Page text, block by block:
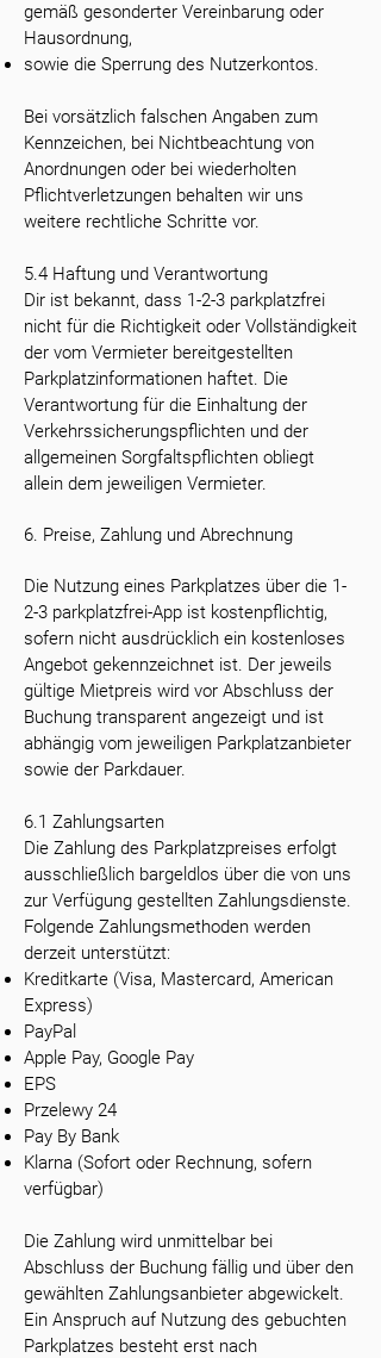
gemäß gesonderter Vereinbarung oder
Hausordnung,
sowie die Sperrung des Nutzerkontos.
Bei vorsätzlich falschen Angaben zum
Kennzeichen, bei Nichtbeachtung von
Anordnungen oder bei wiederholten
Pflichtverletzungen behalten wir uns
weitere rechtliche Schritte vor.
5.4 Haftung und Verantwortung
Dir ist bekannt, dass 1-2-3 parkplatzfrei
nicht für die Richtigkeit oder Vollständigkeit
der vom Vermieter bereitgestellten
Parkplatzinformationen haftet. Die
Verantwortung für die Einhaltung der
Verkehrssicherungspflichten und der
allgemeinen Sorgfaltspflichten obliegt
allein dem jeweiligen Vermieter.
6. Preise, Zahlung und Abrechnung
Die Nutzung eines Parkplatzes über die 1-
2-3 parkplatzfrei-App ist kostenpflichtig,
sofern nicht ausdrücklich ein kostenloses
Angebot gekennzeichnet ist. Der jeweils
gültige Mietpreis wird vor Abschluss der
Buchung transparent angezeigt und ist
abhängig vom jeweiligen Parkplatzanbieter
sowie der Parkdauer.
6.1 Zahlungsarten
Die Zahlung des Parkplatzpreises erfolgt
ausschließlich bargeldlos über die von uns
zur Verfügung gestellten Zahlungsdienste.
Folgende Zahlungsmethoden werden
derzeit unterstützt:
Kreditkarte (Visa, Mastercard, American
Express)
PayPal
Apple Pay, Google Pay
EPS
Przelewy 24
Pay By Bank
Klarna (Sofort oder Rechnung, sofern
verfügbar)
Die Zahlung wird unmittelbar bei
Abschluss der Buchung fällig und über den
gewählten Zahlungsanbieter abgewickelt.
Ein Anspruch auf Nutzung des gebuchten
Parkplatzes besteht erst nach